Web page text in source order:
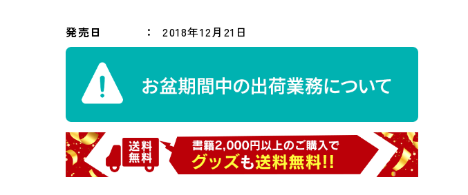
発売日 2018年12月21日